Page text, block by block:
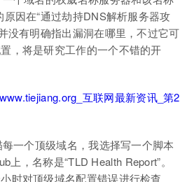
因在“通过劫持DNS解析服务器攻
没有明确指出漏洞在哪里，不过它可
，将是研究工作的一个不错的开
一个顶级域名，我选择写一个脚本
，名称是“TLD Health Report”。
时对顶级域名配置错误进行检查